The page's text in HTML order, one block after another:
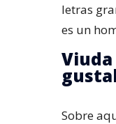
letras
es un
Viuda
Sobre